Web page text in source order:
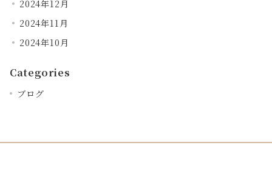
2024年12月
2024年11月
2024年10月
Categories
ブログ